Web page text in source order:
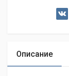
Описание